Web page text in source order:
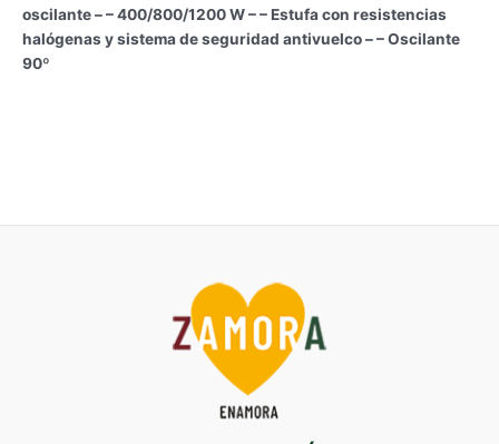
oscilante – – 400/800/1200 W – – Estufa con resistencias
halógenas y sistema de seguridad antivuelco – – Oscilante
90º